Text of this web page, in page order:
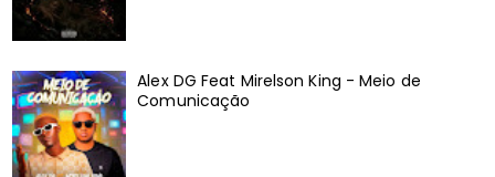
Alex DG Feat Mirelson King - Meio de
Comunicação